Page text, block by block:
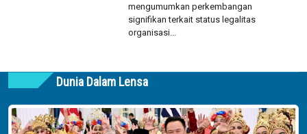
mengumumkan perkembangan
signifikan terkait status legalitas
organisasi...
Dunia Dalam Lensa